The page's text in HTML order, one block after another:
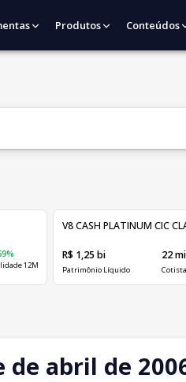
Produtos Conteúdos
12M
V8 CASH PLATINUM CIC
R$ 1,25 bi
Patrimônio Líquido
22
de abril de